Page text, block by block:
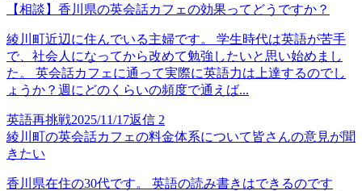
【相談】香川県の英会話カフェの効果ってどうですか？
綾川町近辺に住んでいる主婦です。 学生時代は英語が苦手
で、社会人になってから改めて勉強したいと思い始めまし
た。 英会話カフェに通って実際に英語力は上達するのでし
ょうか？週にどのくらいの頻度で通えば...
英語再挑戦2025/11/17返信 2
綾川町の英会話カフェの料金体系について皆さんの意見が聞
きたい
香川県在住の30代です。 英語の読み書きはできるのです